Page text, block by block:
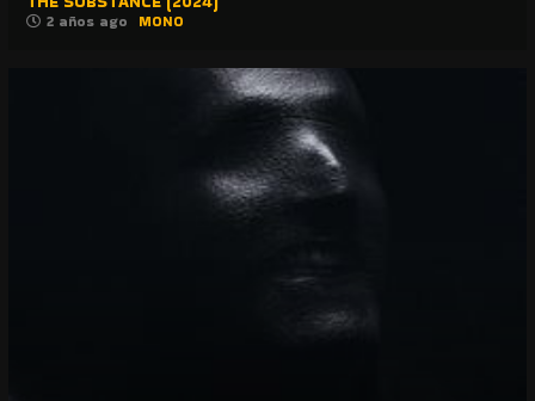
2 años ago MONO